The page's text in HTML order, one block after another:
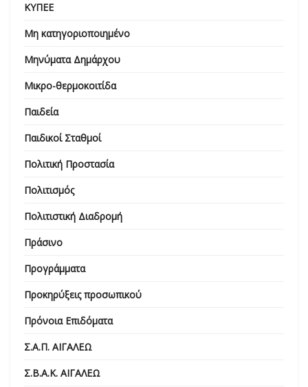
ΚΥΠΕΕ
Μη κατηγοριοποιημένο
Μηνύματα Δημάρχου
Μικρο-θερμοκοιτίδα
Παιδεία
Παιδικοί Σταθμοί
Πολιτική Προστασία
Πολιτισμός
Πολιτιστική Διαδρομή
Πράσινο
Προγράμματα
Προκηρύξεις προσωπικού
Πρόνοια Επιδόματα
Σ.Α.Π. ΑΙΓΑΛΕΩ
Σ.Β.Α.Κ. ΑΙΓΑΛΕΩ